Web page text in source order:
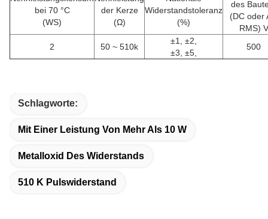
bei 70 °C
(WS)
der Kerze
(Ω)
Widerstandstoleranz
(%)
des
(DC oder
RMS) V
2
50 ~ 510k
±1, ±2,
±3, ±5,
500
Schlagworte:
Mit Einer Leistung Von Mehr Als 10 W
Metalloxid Des Widerstands
510 K Pulswiderstand